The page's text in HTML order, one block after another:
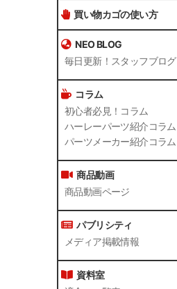
買い物カゴの使い方
NEO BLOG
毎日更新！スタッフブログ
コラム
初心者必見！コラム
ハーレーパーツ紹介コラム
パーツメーカー紹介コラム
商品動画
商品動画ページ
パブリシティ
メディア掲載情報
資料室